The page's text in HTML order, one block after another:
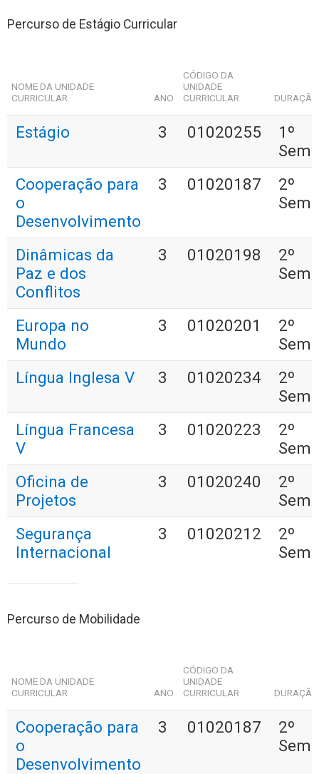
Percurso de Estágio Curricular
NOME DA UNIDADE
CURRICULAR
ANO
CÓDIGO DA
UNIDADE
CURRICULAR
DURAÇÃO
Estágio 3 01020255
1º
Cooperação para
o
Desenvolvimento
3 01020187
2º
Dinâmicas da
Paz e dos
Conflitos
3 01020198
2º
Europa no
Mundo
3 01020201
2º
Língua Inglesa V
3 01020234
2º
Língua Francesa
V
3 01020223
2º
Oficina de
Projetos
3 01020240
2º
Segurança
Internacional
3 01020212
2º
Percurso de Mobilidade
NOME DA UNIDADE
CURRICULAR
ANO
CÓDIGO DA
UNIDADE
CURRICULAR
DURAÇÃO
Cooperação para
o
Desenvolvimento
3 01020187
2º